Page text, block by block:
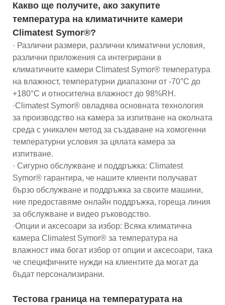
Какво ще получите, ако закупите
температура на климатичните камери
Climatest Symor®?
· Различни размери, различни климатични условия,
различни приложения са интегрирани в
климатичните камери Climatest Symor® температура
на влажност, температурни диапазони от -70°C до
+180°C и относителна влажност до 98%RH.
·Climatest Symor® овладява основната технология
за производство на камера за изпитване на околната
среда с уникален метод за създаване на хомогенни
температурни условия за цялата камера за
изпитване.
· Сигурно обслужване и поддръжка: Climatest
Symor® гарантира, че нашите клиенти получават
бързо обслужване и поддръжка за своите машини,
ние предоставяме онлайн поддръжка, гореща линия
за обслужване и видео ръководство.
·Опции и аксесоари за избор: Всяка климатична
камера Climatest Symor® за температура на
влажност има богат избор от опции и аксесоари, така
че специфичните нужди на клиентите да могат да
бъдат персонализирани.
Тестова граница на температурата на